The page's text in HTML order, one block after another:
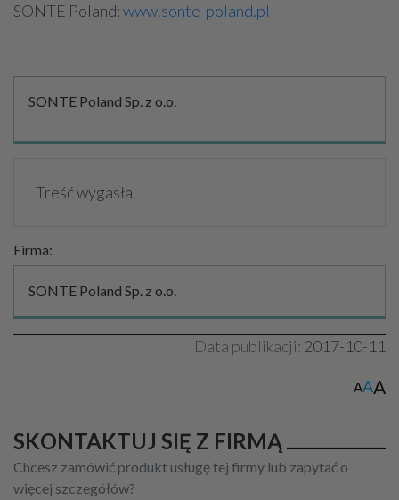
SONTE Poland:www.sonte-poland.pl
SONTE Poland Sp. z o.o.
Treść wygasła
Firma:
SONTE Poland Sp. z o.o.
Data publikacji: 2017-10-11
AAA
SKONTAKTUJ SIĘ Z FIRMĄ
Chcesz zamówić produkt usługę tej firmy lub zapytać o
więcej szczegółów?